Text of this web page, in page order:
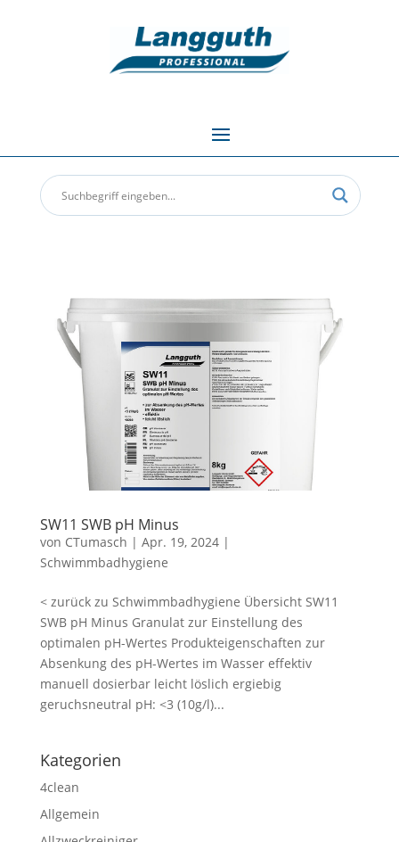
SW11 SWB pH Minus
von CTumasch | Apr. 19, 2024|
Schwimmbadhygiene
< zurück zu Schwimmbadhygiene Übersicht SW11
SWB pH Minus Granulat zur Einstellung des
optimalen pH-Wertes Produkteigenschaften zur
Absenkung des pH-Wertes im Wasser effektiv
manuell dosierbar leicht löslich ergiebig
geruchsneutral pH: <3 (10g/l)...
Kategorien
4clean
Allgemein